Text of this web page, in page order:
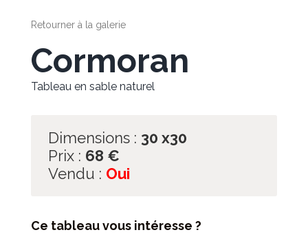
Retourner à la galerie
Cormoran
Tableau en sable naturel
Dimensions : 30 x30
Prix : 68 €
Vendu : Oui
Ce tableau vous intéresse ?